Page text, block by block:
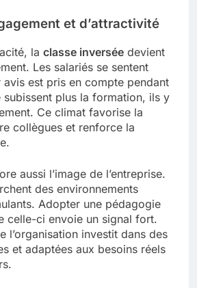
et d’attractivité
la classe inversée devient
Les salariés se sentent
est pris en compte pendant
subissent plus la formation, ils y
Ce climat favorise la
collègues et renforce la
aussi l’image de l’entreprise.
des environnements
Adopter une pédagogie
celle-ci envoie un signal fort.
l’organisation investit dans des
et adaptées aux besoins réels